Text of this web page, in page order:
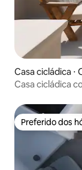
Casa cicládica
Casa cicládica
Preferido dos
Preferido dos